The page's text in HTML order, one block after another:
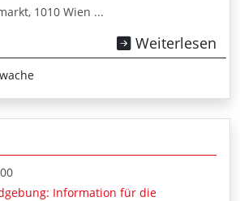
1010 Wien ...
Weiterlesen
Information für die